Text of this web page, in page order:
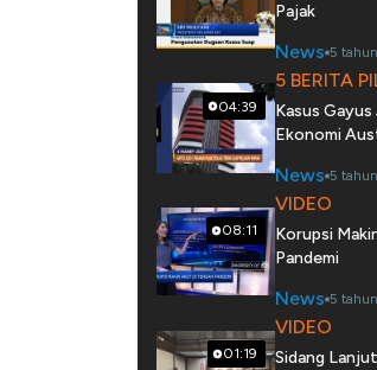
Pajak
News 5
04:39
5 BERITA
Kasus
Ekonomi
News 5
08:11
VIDEO
Korupsi
Pandemi
News 5
01:19
VIDEO
Sidang